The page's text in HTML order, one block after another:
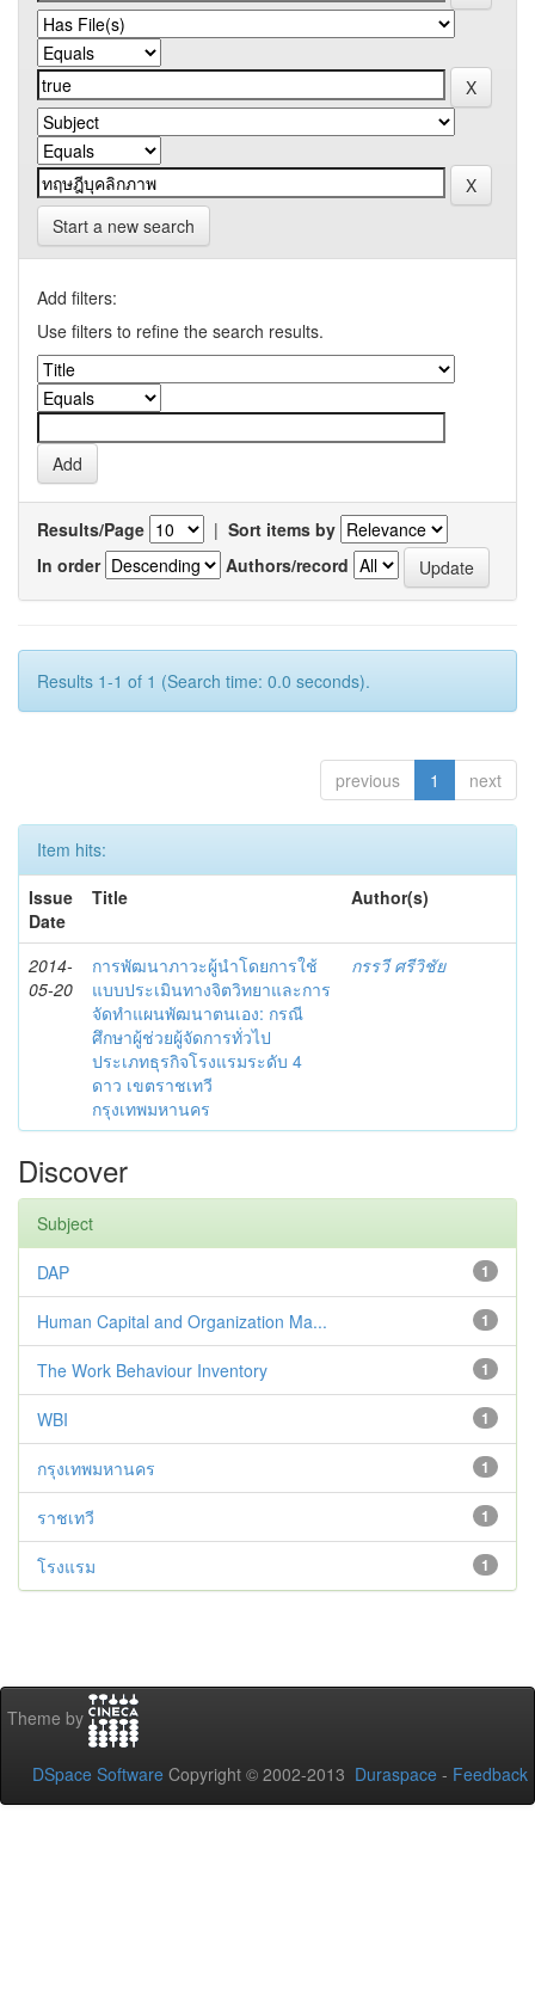
Start a new search
Add filters:
Use filters to refine the search results.
Results/Page | Sort items by
In order
Authors/record
Results 1-1 of 1 (Search time: 0.0 seconds).
previous 1 next
Item hits:
Issue
Date
Title Author(s)
2014-
05-20
การพัฒนาภาวะผู้นำโดยการใช้
แบบประเมินทางจิตวิทยาและการ
จัดทำแผนพัฒนาตนเอง: กรณี
ศึกษาผู้ช่วยผู้จัดการทั่วไป
ประเภทธุรกิจโรงแรมระดับ 4
ดาว เขตราชเทวี
กรุงเทพมหานคร
กรรวี ศรีวิชัย
Discover
Subject
1
DAP
1
Human Capital and Organization Ma...
1
The Work Behaviour Inventory
1
WBI
1
กรุงเทพมหานคร
1
ราชเทวี
1
โรงแรม
Theme by
DSpace Software Copyright © 2002-2013 Duraspace - Feedback